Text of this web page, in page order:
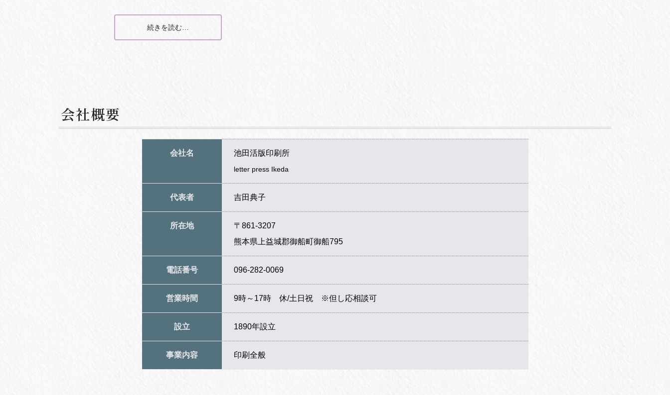
続きを読む…
会社概要
会社名 池田活版印刷所
letter press Ikeda
代表者 吉田典子
所在地
〒861-3207
熊本県上益城郡御船町御船795
電話番号 096-282-0069
営業時間 9時～17時 休/土日祝 ※但し応相談可
設立 1890年設立
事業内容 印刷全般